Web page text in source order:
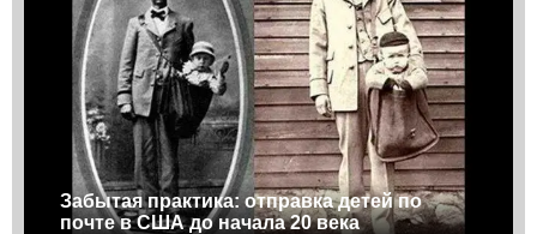
Забытая практика: отправка детей по
почте в США до начала 20 века